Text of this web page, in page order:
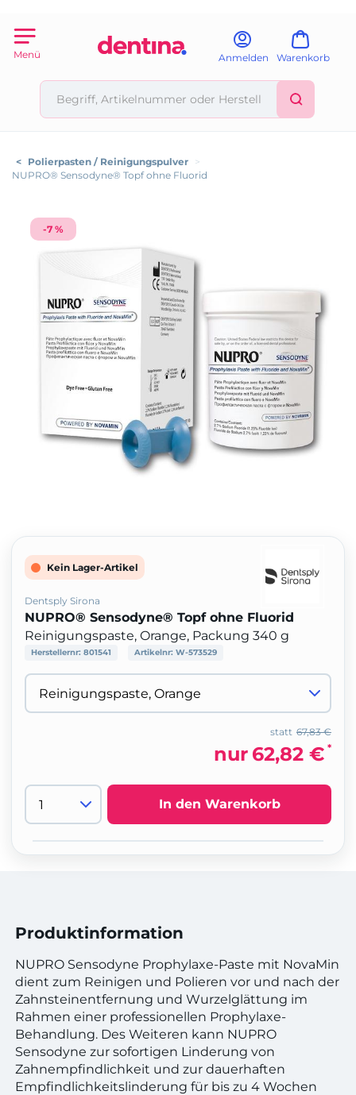
Menü Anmelden Warenkorb
< Polierpasten / Reinigungspulver >
NUPRO® Sensodyne® Topf ohne Fluorid
-7 %
Kein Lager-Artikel
Dentsply Sirona
NUPRO® Sensodyne® Topf ohne Fluorid
Reinigungspaste, Orange, Packung 340 g
Herstellernr: 801541 Artikelnr: W-573529
67,83 €
statt
nur 62,82 € *
In den Warenkorb
Produktinformation
NUPRO Sensodyne Prophylaxe-Paste mit NovaMin
dient zum Reinigen und Polieren vor und nach der
Zahnsteinentfernung und Wurzelglättung im
Rahmen einer professionellen Prophylaxe-
Behandlung. Des Weiteren kann NUPRO
Sensodyne zur sofortigen Linderung von
Zahnempfindlichkeit und zur dauerhaften
Empfindlichkeitslinderung für bis zu 4 Wochen